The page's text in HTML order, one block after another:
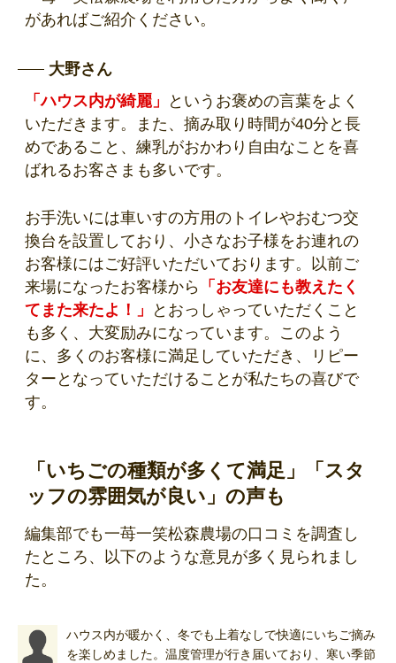
があればご紹介ください。
大野さん
「ハウス内が綺麗」
というお褒めの言葉をよく
いただきます。また、摘み取り時間が40分と長
めであること、練乳がおかわり自由なことを喜
ばれるお客さまも多いです。
お手洗いには車いすの方用のトイレやおむつ交
換台を設置しており、小さなお子様をお連れの
お客様にはご好評いただいております。以前ご
来場になったお客様から 「お友達にも教えたく
てまた来たよ！」
とおっしゃっていただくこと
も多く、大変励みになっています。このよう
に、多くのお客様に満足していただき、リピー
ターとなっていただけることが私たちの喜びで
す。
「いちごの種類が多くて満足」「スタ
ッフの雰囲気が良い」の声も
編集部でも一苺一笑松森農場の口コミを調査し
たところ、以下のような意見が多く見られまし
た。
ハウス内が暖かく、冬でも上着なしで快適にいちご摘み
を楽しめました。温度管理が行き届いており、寒い季節